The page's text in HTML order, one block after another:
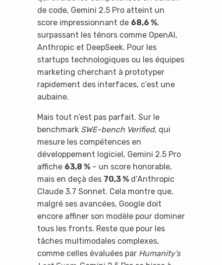
de code, Gemini 2.5 Pro atteint un
score impressionnant de 68,6 %,
surpassant les ténors comme OpenAI,
Anthropic et DeepSeek. Pour les
startups technologiques ou les équipes
marketing cherchant à prototyper
rapidement des interfaces, c’est une
aubaine.
Mais tout n’est pas parfait. Sur le
benchmark SWE-bench Verified, qui
mesure les compétences en
développement logiciel, Gemini 2.5 Pro
affiche 63,8 %– un score honorable,
mais en deçà des 70,3 %d’Anthropic
Claude 3.7 Sonnet. Cela montre que,
malgré ses avancées, Google doit
encore affiner son modèle pour dominer
tous les fronts. Reste que pour les
tâches multimodales complexes,
comme celles évaluées par Humanity’s